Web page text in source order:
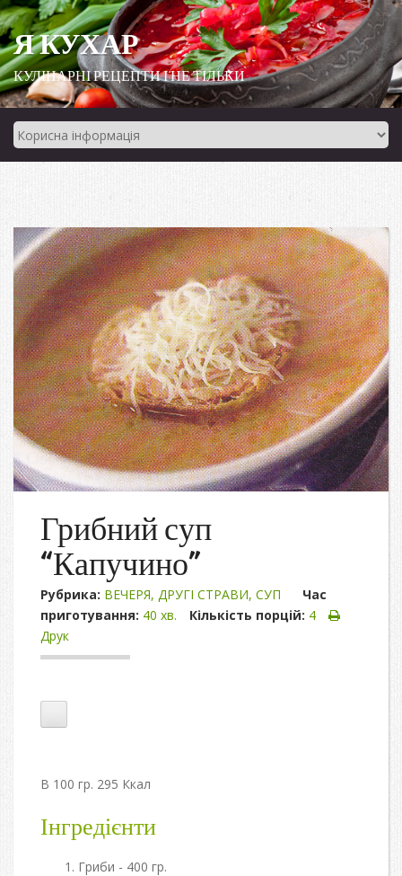
Я КУХАР
КУЛІНАРНІ РЕЦЕПТИ І НЕ ТІЛЬКИ
Грибний суп
“Капучино”
Рубрика: ВЕЧЕРЯ, ДРУГІ СТРАВИ, СУП
Час
приготування: 40 хв. Кількість порцій: 4
Друк
В 100 гр. 295 Ккал
Інгредієнти
Гриби - 400 гр.